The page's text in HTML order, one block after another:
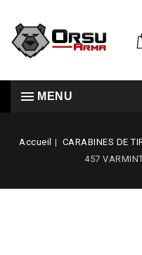
MENU
Accueil CARABINES DE
457